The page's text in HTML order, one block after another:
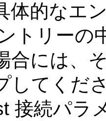
体的なエ
トリーの
合には、
してくだ
接続パラ